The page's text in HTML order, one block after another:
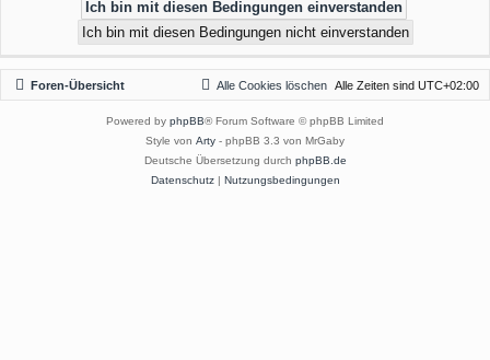
Foren-Übersicht Alle Zeiten sind UTC+02:00
Alle Cookies löschen
Powered by phpBB® Forum Software © phpBB Limited
Style von Arty - phpBB 3.3 von MrGaby
Deutsche Übersetzung durch phpBB.de
Datenschutz| Nutzungsbedingungen